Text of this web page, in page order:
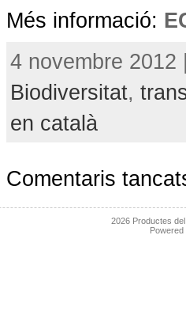
Més informació:
4 novembre 2012
Biodiversitat,
en català
Comentaris
2026 Productes